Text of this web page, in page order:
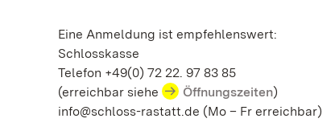
Eine Anmeldung ist empfehlenswert:
Schlosskasse
Telefon +49(0) 72 22. 97 83 85
(erreichbar siehe
Öffnungszeiten)
info@schloss-rastatt.de (Mo – Fr erreichbar)